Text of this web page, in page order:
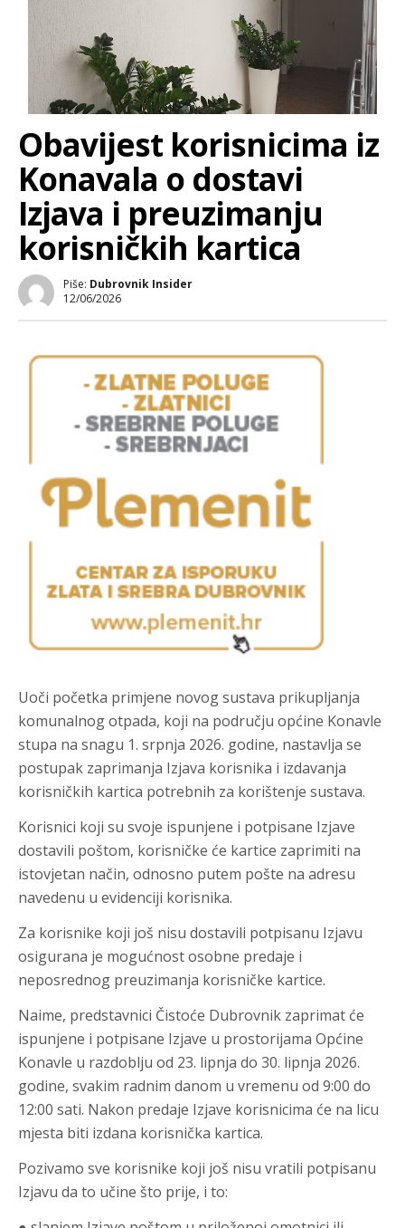
Obavijest korisnicima iz
Konavala o dostavi
Izjava i preuzimanju
korisničkih kartica
Piše: Dubrovnik Insider
12/06/2026
Uoči početka primjene novog sustava prikupljanja
komunalnog otpada, koji na području općine Konavle
stupa na snagu 1. srpnja 2026. godine, nastavlja se
postupak zaprimanja Izjava korisnika i izdavanja
korisničkih kartica potrebnih za korištenje sustava.
Korisnici koji su svoje ispunjene i potpisane Izjave
dostavili poštom, korisničke će kartice zaprimiti na
istovjetan način, odnosno putem pošte na adresu
navedenu u evidenciji korisnika.
Za korisnike koji još nisu dostavili potpisanu Izjavu
osigurana je mogućnost osobne predaje i
neposrednog preuzimanja korisničke kartice.
Naime, predstavnici Čistoće Dubrovnik zaprimat će
ispunjene i potpisane Izjave u prostorijama Općine
Konavle u razdoblju od 23. lipnja do 30. lipnja 2026.
godine, svakim radnim danom u vremenu od 9:00 do
12:00 sati. Nakon predaje Izjave korisnicima će na licu
mjesta biti izdana korisnička kartica.
Pozivamo sve korisnike koji još nisu vratili potpisanu
Izjavu da to učine što prije, i to: